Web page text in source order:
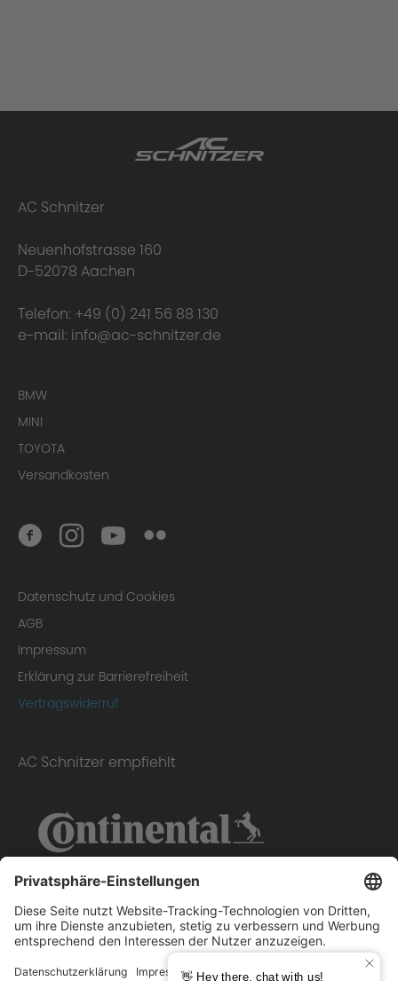
AC Schnitzer
Neuenhofstrasse 160
D-52078 Aachen
Telefon: +49 (0) 241 56 88 130
e-mail: info@ac-schnitzer.de
BMW
MINI
TOYOTA
Versandkosten
Datenschutz und Cookies
AGB
Impressum
Erklärung zur Barrierefreiheit
Vertragswiderruf
AC Schnitzer empfiehlt